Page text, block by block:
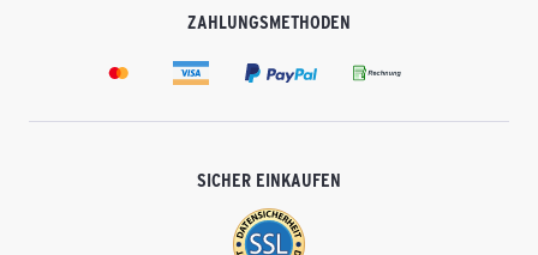
ZAHLUNGSMETHODEN
SICHER EINKAUFEN